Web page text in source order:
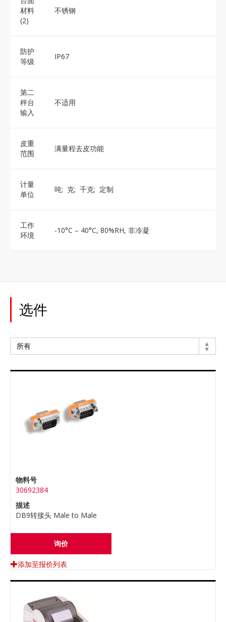
材料
(2)
不锈钢
防护
等级
IP67
第二
秤台
输入
不适用
皮重
范围
满量程去皮功能
计量
单位
吨; 克; 千克; 定制
工作
环境
-10°C – 40°C, 80%RH, 非冷凝
选件
物料号
30692384
描述
DB9转接头 Male to Male
询价
添加至报价列表